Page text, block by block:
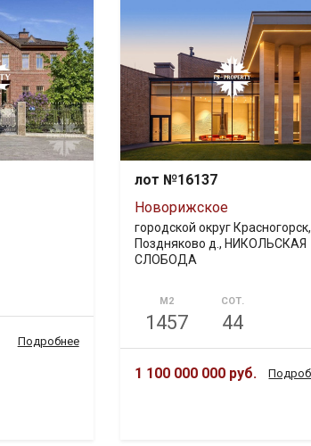
Подробнее
лот №16137
Новорижское
городской округ Красногорск,
Поздняково д., НИКОЛЬСКАЯ
СЛОБОДА
М2
1457
СОТ.
44
1 100 000 000 руб.